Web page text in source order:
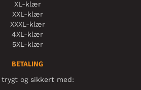
XL-klær
XXL-klær
XXXL-klær
4XL-klær
5XL-klær
BETALING
trygt og sikkert med: